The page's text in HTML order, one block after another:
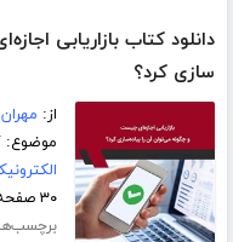
دانلود کتاب بازاریابی
سازی کرد؟
از:
موضوع:
۳۰ صفحه